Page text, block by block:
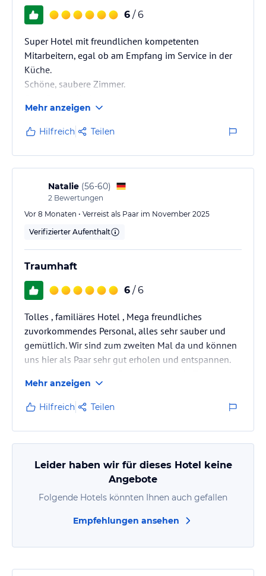
6 / 6
Super Hotel mit freundlichen kompetenten
Mitarbeitern, egal ob am Empfang im Service in der
Küche.
Schöne, saubere Zimmer.
Der Wellnessbereich lässt keine Wünsche offen
(Sauna, Dampfbad, infrarotkabine etc .) Getränke
werden direkt an den Pool gebracht
Wir kommen sicher wieder.
Mehr anzeigen
Hilfreich Teilen
Natalie (56-60)
2 Bewertungen
Vor 8 Monaten • Verreist als Paar im November 2025
Verifizierter Aufenthalt
Traumhaft
6 / 6
Tolles , familiäres Hotel , Mega freundliches
zuvorkommendes Personal, alles sehr sauber und
gemütlich. Wir sind zum zweiten Mal da und können
uns hier als Paar sehr gut erholen und entspannen.
entspannen. Wir kommen gerne wieder . Ein großes
Lob für das gesamte Personal
Mehr anzeigen
Hilfreich Teilen
Leider haben wir für dieses Hotel keine
Angebote
Folgende Hotels könnten Ihnen auch gefallen
Empfehlungen ansehen